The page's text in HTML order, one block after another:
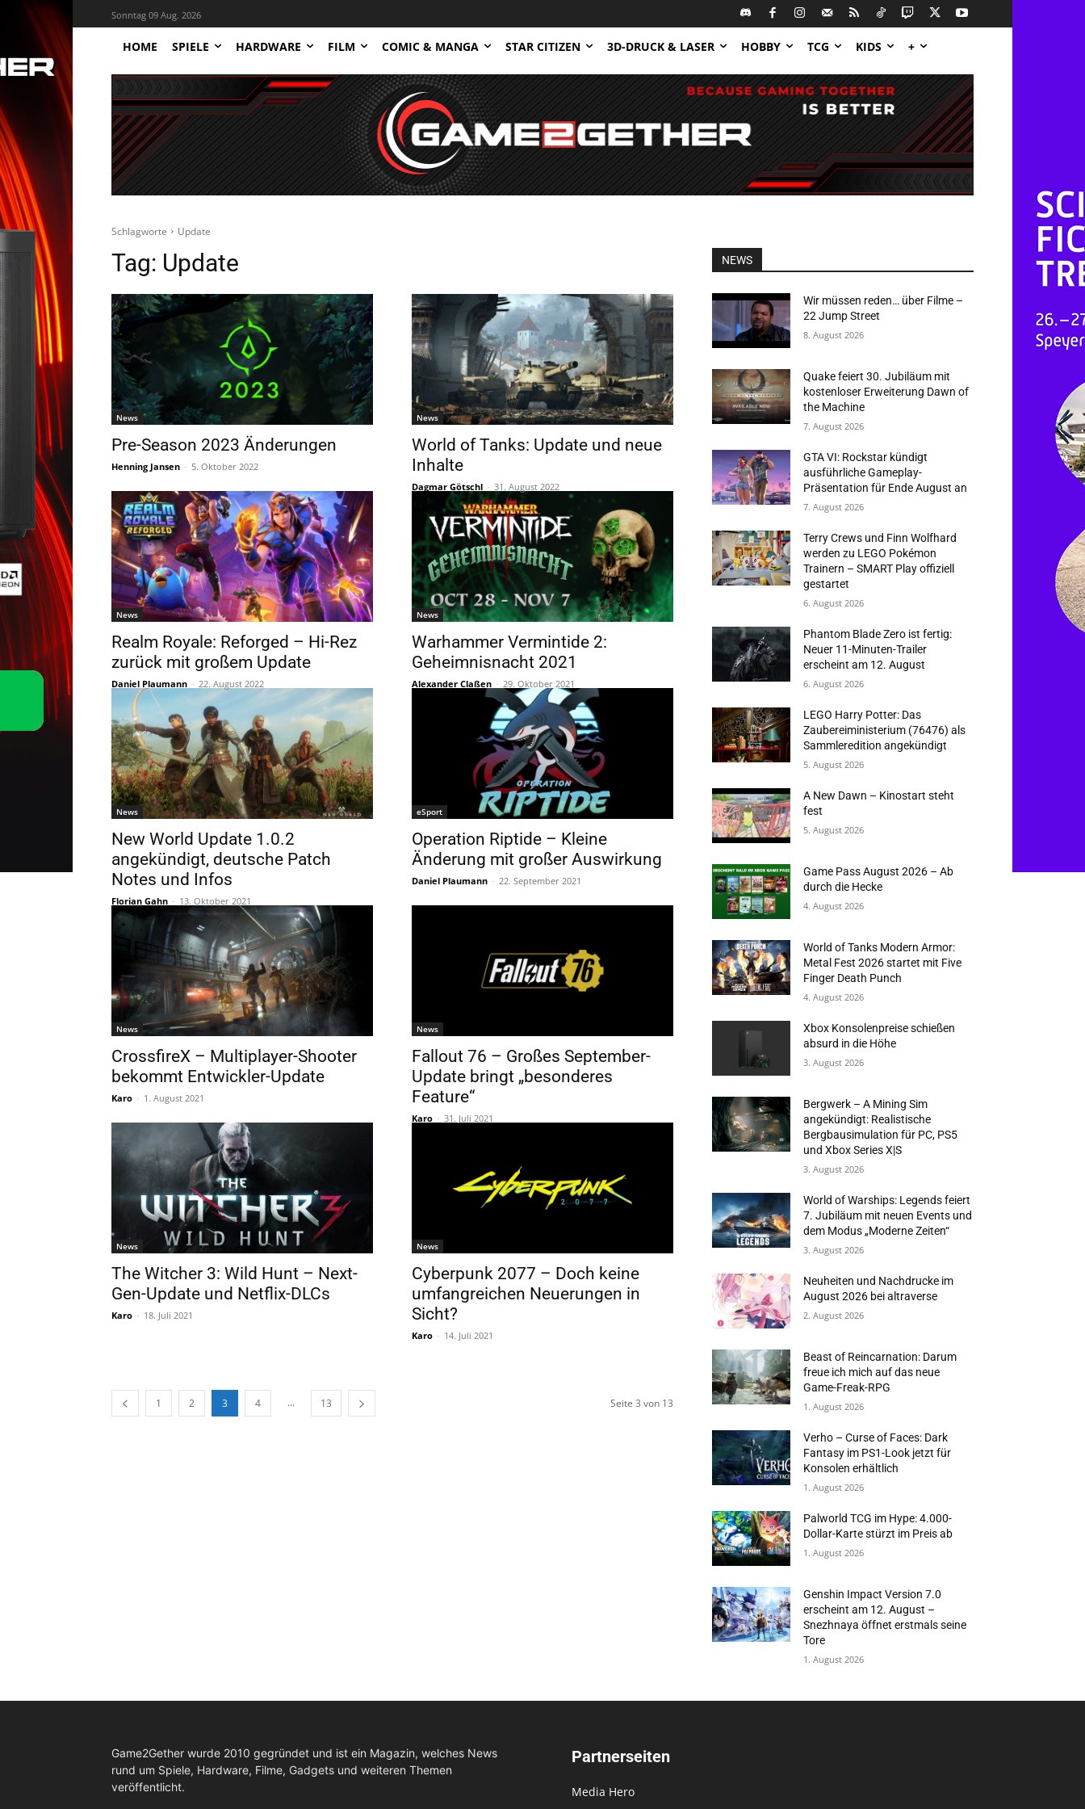
Sonntag 09 Aug. 2026
HOME SPIELE HARDWARE FILM COMIC & MANGA STAR CITIZEN 3D-DRUCK & LASER HOBBY TCG KIDS +
Schlagworte Update
Tag: Update
News
Pre-Season 2023 Änderungen
Henning Jansen - 5. Oktober 2022
News
World of Tanks: Update und neue
Inhalte
Dagmar Götschl - 31. August 2022
News
Realm Royale: Reforged – Hi-Rez
zurück mit großem Update
Daniel Plaumann - 22. August 2022
News
Warhammer Vermintide 2:
Geheimnisnacht 2021
Alexander Claßen - 29. Oktober 2021
News
New World Update 1.0.2
angekündigt, deutsche Patch
Notes und Infos
Florian Gahn - 13. Oktober 2021
eSport
Operation Riptide – Kleine
Änderung mit großer Auswirkung
Daniel Plaumann - 22. September 2021
News
CrossfireX – Multiplayer-Shooter
bekommt Entwickler-Update
Karo - 1. August 2021
News
Fallout 76 – Großes September-
Update bringt „besonderes
Feature“
Karo - 31. Juli 2021
News
The Witcher 3: Wild Hunt – Next-
Gen-Update und Netflix-DLCs
Karo - 18. Juli 2021
News
Cyberpunk 2077 – Doch keine
umfangreichen Neuerungen in
Sicht?
Karo - 14. Juli 2021
1 2 3 4 ... 13 Seite 3 von 13
NEWS
Wir müssen reden… über Filme –
22 Jump Street
8. August 2026
Quake feiert 30. Jubiläum mit
kostenloser Erweiterung Dawn of
the Machine
7. August 2026
GTA VI: Rockstar kündigt
ausführliche Gameplay-
Präsentation für Ende August an
7. August 2026
Terry Crews und Finn Wolfhard
werden zu LEGO Pokémon
Trainern – SMART Play offiziell
gestartet
6. August 2026
Phantom Blade Zero ist fertig:
Neuer 11-Minuten-Trailer
erscheint am 12. August
6. August 2026
LEGO Harry Potter: Das
Zaubereiministerium (76476) als
Sammleredition angekündigt
5. August 2026
A New Dawn – Kinostart steht
fest
5. August 2026
Game Pass August 2026 – Ab
durch die Hecke
4. August 2026
World of Tanks Modern Armor:
Metal Fest 2026 startet mit Five
Finger Death Punch
4. August 2026
Xbox Konsolenpreise schießen
absurd in die Höhe
3. August 2026
Bergwerk – A Mining Sim
angekündigt: Realistische
Bergbausimulation für PC, PS5
und Xbox Series X|S
3. August 2026
World of Warships: Legends feiert
7. Jubiläum mit neuen Events und
dem Modus „Moderne Zeiten“
3. August 2026
Neuheiten und Nachdrucke im
August 2026 bei altraverse
2. August 2026
Beast of Reincarnation: Darum
freue ich mich auf das neue
Game-Freak-RPG
1. August 2026
Verho – Curse of Faces: Dark
Fantasy im PS1-Look jetzt für
Konsolen erhältlich
1. August 2026
Palworld TCG im Hype: 4.000-
Dollar-Karte stürzt im Preis ab
1. August 2026
Genshin Impact Version 7.0
erscheint am 12. August –
Snezhnaya öffnet erstmals seine
Tore
1. August 2026
Game2Gether wurde 2010 gegründet und ist ein Magazin, welches News
rund um Spiele, Hardware, Filme, Gadgets und weiteren Themen
veröffentlicht.
Partnerseiten
Media Hero